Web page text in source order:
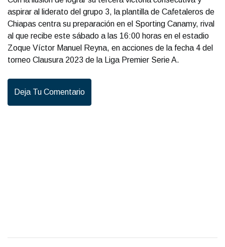
aspirar al liderato del grupo 3, la plantilla de Cafetaleros de
Chiapas centra su preparación en el Sporting Canamy, rival
al que recibe este sábado a las 16:00 horas en el estadio
Zoque Víctor Manuel Reyna, en acciones de la fecha 4 del
torneo Clausura 2023 de la Liga Premier Serie A.
Deja Tu Comentario